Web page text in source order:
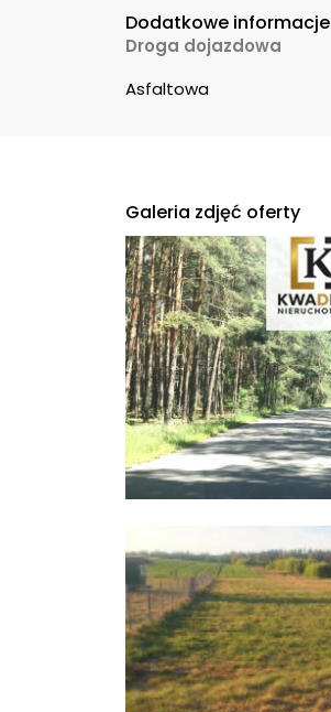
Dodatkowe informacje
Droga dojazdowa
Asfaltowa
Galeria zdjęć oferty